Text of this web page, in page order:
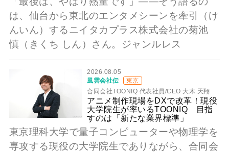
は、仙台から東北のエンタメシーンを牽引（け
んいん）するニイタカプラス株式会社の菊池
慎（きくち しん）さん。ジャンルレス
2026.08.05
風雲会社伝
東京
合同会社TOONIQ 代表社員/CEO 大木 天翔
アニメ制作現場をDXで改革！現役
大学院生が率いるTOONIQ 目指
すのは「新たな業界標準」
東京理科大学で量子コンピューターや物理学を
専攻する現役の大学院生でありながら、合同会